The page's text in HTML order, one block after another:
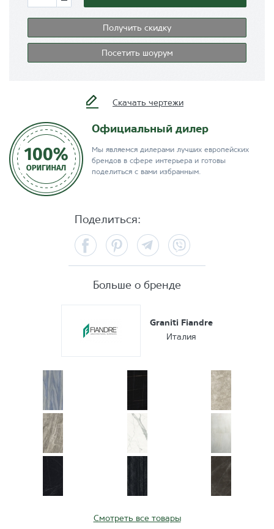
Получить скидку
Посетить шоурум
Скачать чертежи
Официальный дилер
Мы являемся дилерами лучших европейских
брендов в сфере интерьера и готовы
поделиться с вами избранным.
Поделиться:
FacebookPinterest Telegram
Больше о бренде
Graniti Fiandre
Италия
Смотреть все товары